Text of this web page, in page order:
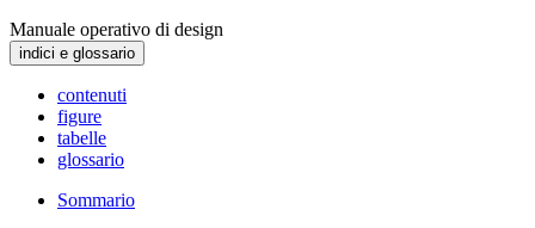
Manuale operativo di design
indici e glossario
contenuti
figure
tabelle
glossario
Sommario